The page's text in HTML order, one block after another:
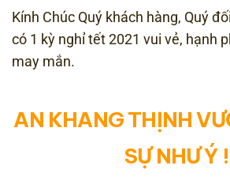
Kính Chúc Quý khách hàng, Quý
có 1 kỳ nghỉ tết 2021 vui vẻ, hạnh
may mắn.
AN KHANG THỊNH
SỰ NHƯ Ý !